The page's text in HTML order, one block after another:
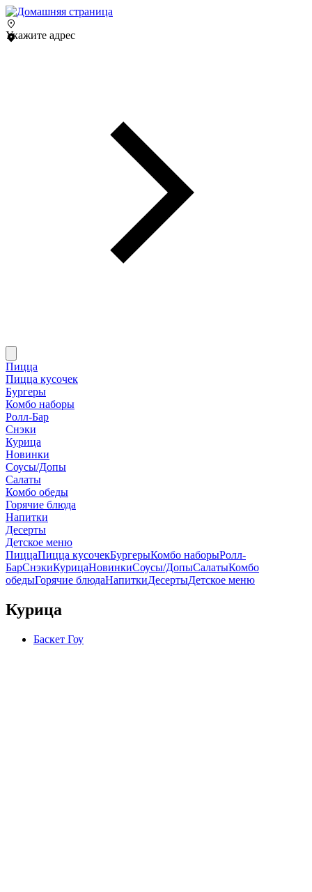
Укажите адрес
Пицца
Пицца кусочек
Бургеры
Комбо наборы
Ролл-Бар
Снэки
Курица
Новинки
Соусы/Допы
Салаты
Комбо обеды
Горячие блюда
Напитки
Десерты
Детское меню
ПиццаПицца кусочекБургерыКомбо наборыРолл-
БарСнэкиКурицаНовинкиСоусы/ДопыСалатыКомбо
обедыГорячие блюдаНапиткиДесертыДетское меню
Курица
Баскет Гоу